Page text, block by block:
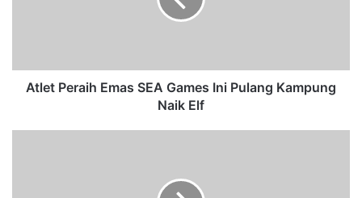
Atlet Peraih Emas SEA Games Ini Pulang Kampung
Naik Elf